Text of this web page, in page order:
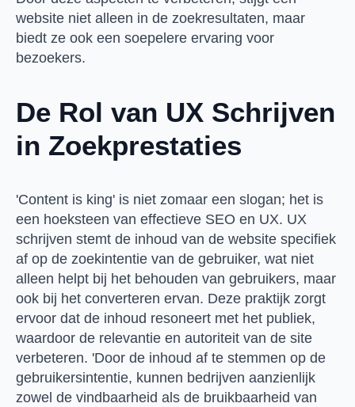
website niet alleen in de zoekresultaten, maar
biedt ze ook een soepelere ervaring voor
bezoekers.
De Rol van UX Schrijven
in Zoekprestaties
'Content is king' is niet zomaar een slogan; het is
een hoeksteen van effectieve SEO en UX. UX
schrijven stemt de inhoud van de website specifiek
af op de zoekintentie van de gebruiker, wat niet
alleen helpt bij het behouden van gebruikers, maar
ook bij het converteren ervan. Deze praktijk zorgt
ervoor dat de inhoud resoneert met het publiek,
waardoor de relevantie en autoriteit van de site
verbeteren. 'Door de inhoud af te stemmen op de
gebruikersintentie, kunnen bedrijven aanzienlijk
zowel de vindbaarheid als de bruikbaarheid van